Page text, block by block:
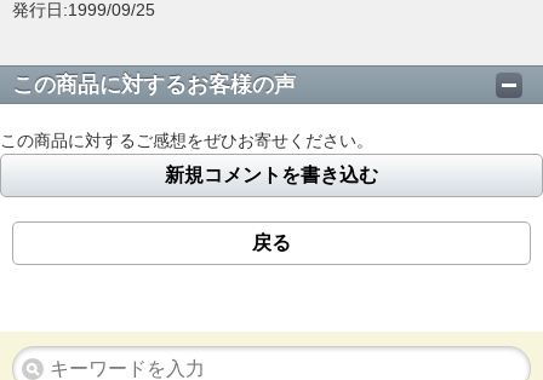
発行日:1999/09/25
この商品に対するお客様の声
この商品に対するご感想をぜひお寄せください。
新規コメントを書き込む
戻る